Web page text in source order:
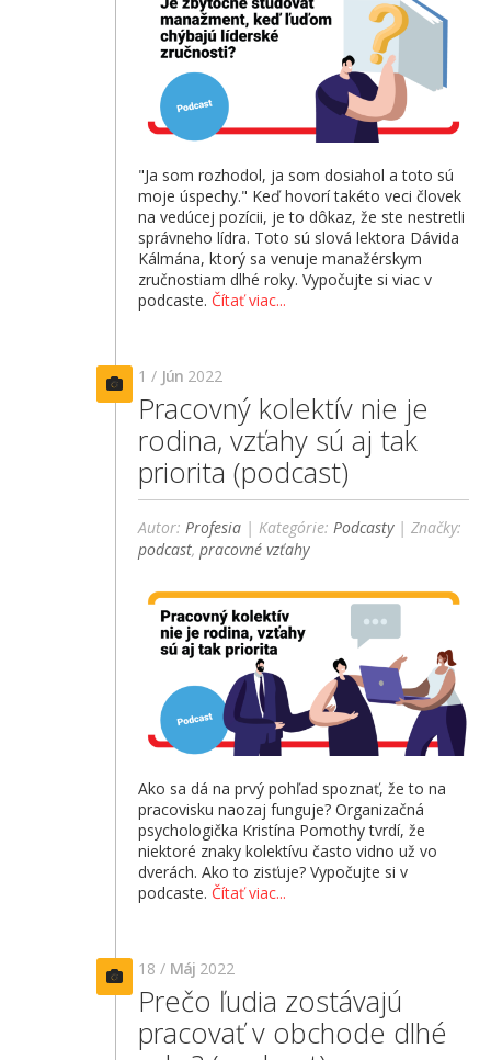
"Ja som rozhodol, ja som dosiahol a toto sú
moje úspechy." Keď hovorí takéto veci človek
na vedúcej pozícii, je to dôkaz, že ste nestretli
správneho lídra. Toto sú slová lektora Dávida
Kálmána, ktorý sa venuje manažérskym
zručnostiam dlhé roky. Vypočujte si viac v
podcaste. Čítať viac...
1 / Jún 2022
Pracovný kolektív nie je
rodina, vzťahy sú aj tak
priorita (podcast)
Autor:Profesia | Kategórie:Podcasty| Značky:
podcast,pracovné vzťahy
Ako sa dá na prvý pohľad spoznať, že to na
pracovisku naozaj funguje? Organizačná
psychologička Kristína Pomothy tvrdí, že
niektoré znaky kolektívu často vidno už vo
dverách. Ako to zisťuje? Vypočujte si v
podcaste. Čítať viac...
18 / Máj 2022
Prečo ľudia zostávajú
pracovať v obchode dlhé